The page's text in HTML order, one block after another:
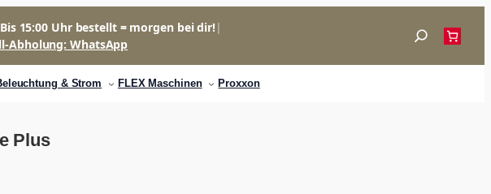
Bis 15:00 Uhr bestellt = morgen bei dir!|
Abholung: WhatsApp
Suchen
& Strom FLEX Maschinen Proxxon
Plus